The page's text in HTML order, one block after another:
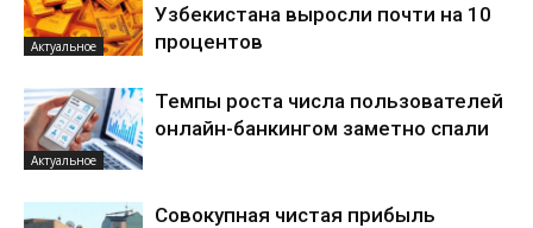
Актуальное
Узбекистана выросли почти на 10
процентов
Актуальное
Темпы роста числа пользователей
онлайн-банкингом заметно спали
Совокупная чистая прибыль